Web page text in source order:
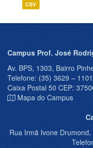
CSV
Campus Prof. José
Av. BPS, 1303, Bairro
Telefone: (35) 3629 –
Caixa Postal 50 CEP:
Mapa do Campus
Rua Irmã Ivone